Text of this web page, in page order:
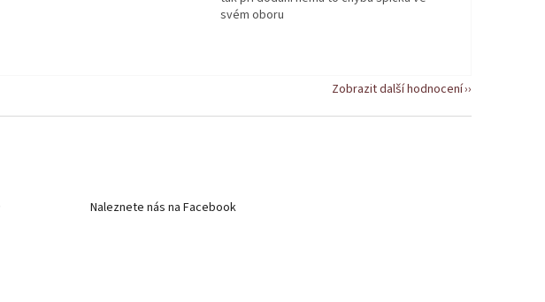
svém oboru
Zobrazit další hodnocení
Naleznete nás na Facebook